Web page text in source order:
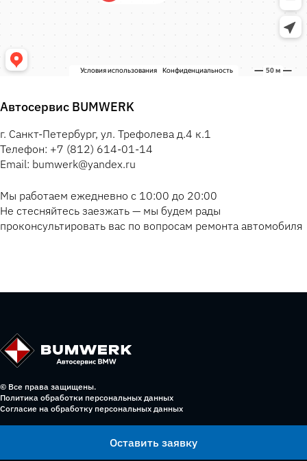
Автосервис BUMWERK
г. Санкт-Петербург, ул. Трефолева д.4 к.1
Телефон: +7 (812) 614-01-14
Email: bumwerk@yandex.ru
Мы работаем ежедневно с 10:00 до 20:00
Не стесняйтесь заезжать — мы будем рады
проконсультировать вас по вопросам ремонта автомобиля
© Все права защищены.
Политика обработки персональных данных
Согласие на обработку персональных данных
Оставить заявку